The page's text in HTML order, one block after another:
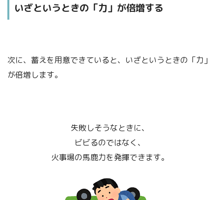
いざというときの「力」が倍増する
次に、蓄えを用意できていると、いざというときの「力」
が倍増します。
失敗しそうなときに、
ビビるのではなく、
火事場の馬鹿力を発揮できます。